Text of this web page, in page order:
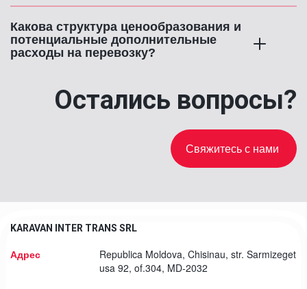
Какова структура ценообразования и
потенциальные дополнительные
расходы на перевозку?
Остались вопросы?
Свяжитесь с нами
KARAVAN INTER TRANS SRL
Адрес Republica Moldova, Chisinau, str. Sarmizeget
usa 92, of.304, MD-2032